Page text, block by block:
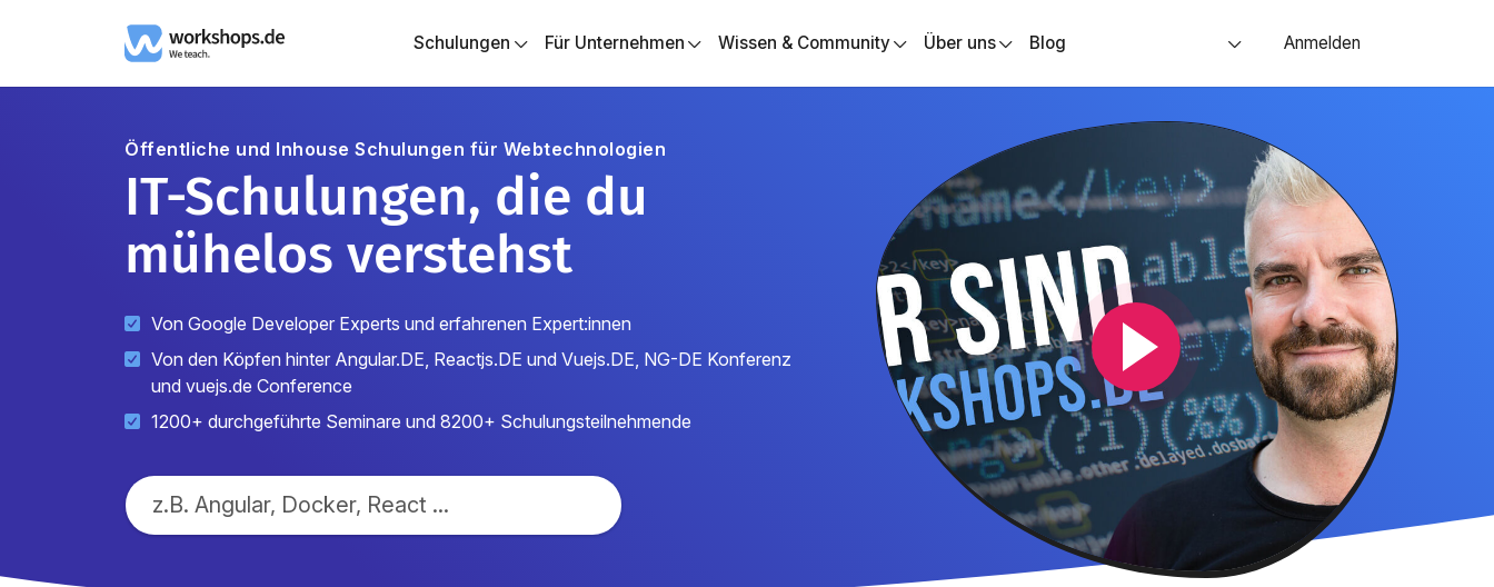
Schulungen Für Unternehmen Wissen & Community Über uns Blog Anmelden
Öffentliche und Inhouse Schulungen für Webtechnologien
IT-Schulungen, die du
mühelos verstehst
Von Google Developer Experts und erfahrenen Expert:innen
Von den Köpfen hinter Angular.DE, Reactjs.DE und Vuejs.DE, NG-DE Konferenz
und vuejs.de Conference
1200+ durchgeführte Seminare und 8200+ Schulungsteilnehmende